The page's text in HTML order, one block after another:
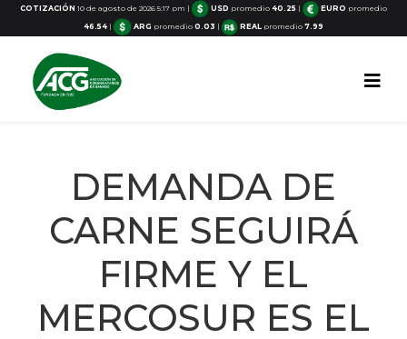
COTIZACIÓN 10 de agosto de 2026 5:17 pm | USD promedio40.25 | EURO promedio
46.54 | ARG promedio 0.03 | REALpromedio 7.99
DEMANDA DE
CARNE SEGUIRÁ
FIRME Y EL
MERCOSUR ES EL